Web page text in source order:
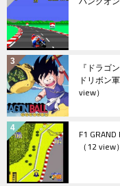
『ドラゴ
ドリボン
view）
F1
（12 view）